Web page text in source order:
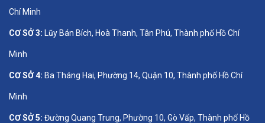
Chí Minh
CƠ SỞ 3: Lũy Bán Bích, Hoà Thanh, Tân Phú, Thành phố Hồ Chí
Minh
CƠ SỞ 4: Ba Tháng Hai, Phường 14, Quận 10, Thành phố Hồ Chí
Minh
CƠ SỞ 5: Đường Quang Trung, Phường 10, Gò Vấp, Thành phố Hồ